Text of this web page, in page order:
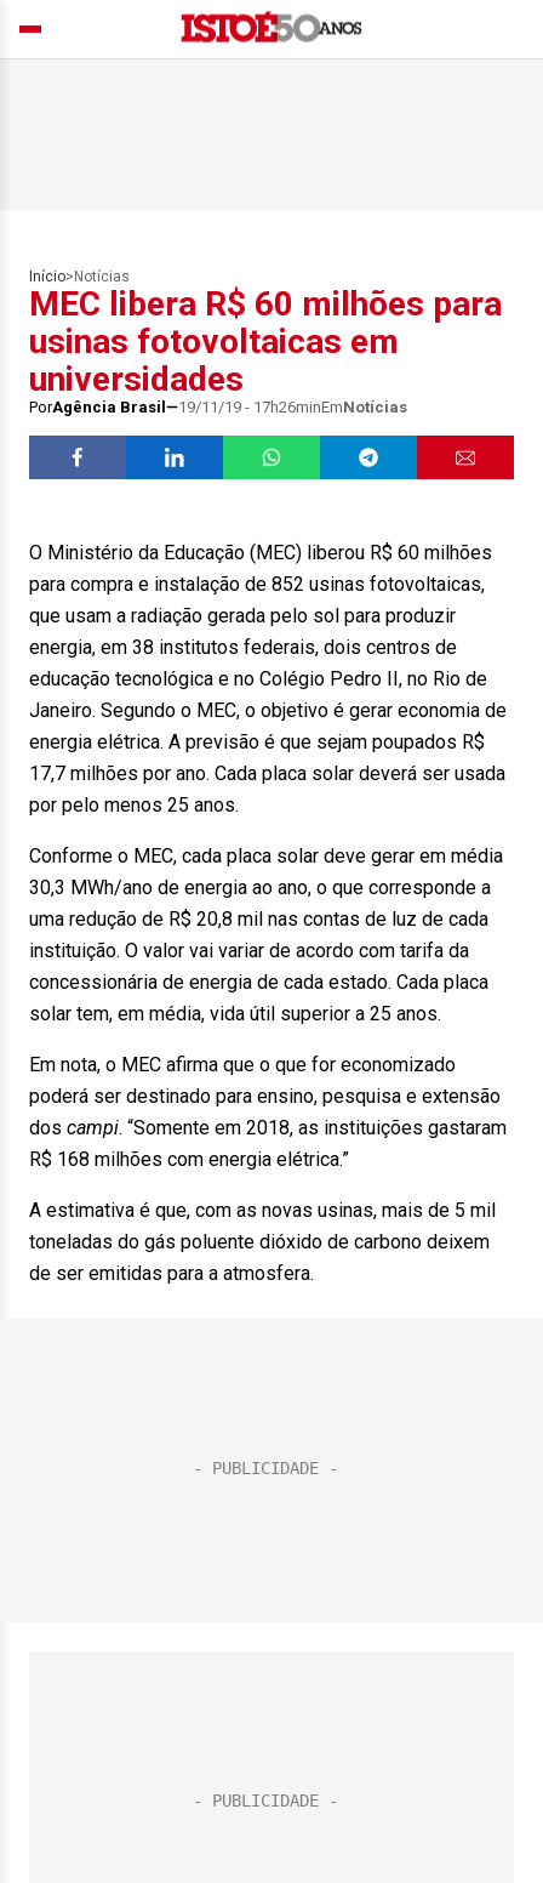
Início> Notícias
MEC libera R$ 60 milhões para
usinas fotovoltaicas em
universidades
PorAgência Brasil 19/11/19 - 17h26minEmNotícias
O Ministério da Educação (MEC) liberou R$ 60 milhões
para compra e instalação de 852 usinas fotovoltaicas,
que usam a radiação gerada pelo sol para produzir
energia, em 38 institutos federais, dois centros de
educação tecnológica e no Colégio Pedro II, no Rio de
Janeiro. Segundo o MEC, o objetivo é gerar economia de
energia elétrica. A previsão é que sejam poupados R$
17,7 milhões por ano. Cada placa solar deverá ser usada
por pelo menos 25 anos.
Conforme o MEC, cada placa solar deve gerar em média
30,3 MWh/ano de energia ao ano, o que corresponde a
uma redução de R$ 20,8 mil nas contas de luz de cada
instituição. O valor vai variar de acordo com tarifa da
concessionária de energia de cada estado. Cada placa
solar tem, em média, vida útil superior a 25 anos.
Em nota, o MEC afirma que o que for economizado
poderá ser destinado para ensino, pesquisa e extensão
dos campi. “Somente em 2018, as instituições gastaram
R$ 168 milhões com energia elétrica.”
A estimativa é que, com as novas usinas, mais de 5 mil
toneladas do gás poluente dióxido de carbono deixem
de ser emitidas para a atmosfera.